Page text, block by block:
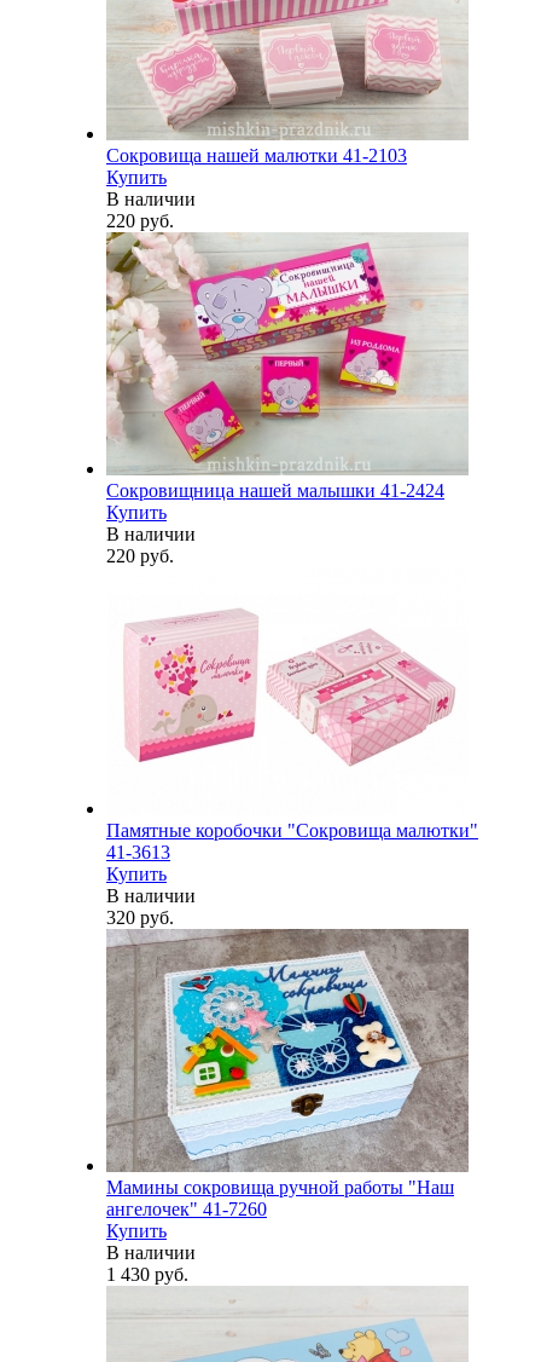
Сокровища нашей малютки 41-2103
Купить
В наличии
220 руб.
Сокровищница нашей малышки 41-2424
Купить
В наличии
220 руб.
Памятные коробочки "Сокровища малютки"
41-3613
Купить
В наличии
320 руб.
Мамины сокровища ручной работы "Наш
ангелочек" 41-7260
Купить
В наличии
1 430 руб.